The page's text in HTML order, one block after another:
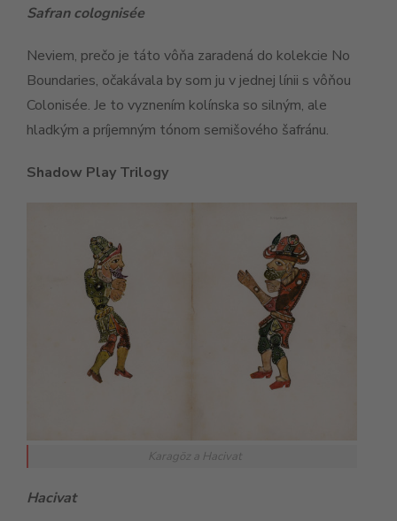
Safran colognisée
Neviem, prečo je táto vôňa zaradená do kolekcie No
Boundaries, očakávala by som ju v jednej línii s vôňou
Colonisée. Je to vyznením kolínska so silným, ale
hladkým a príjemným tónom semišového šafránu.
Shadow Play Trilogy
Karagöz a Hacivat
Hacivat